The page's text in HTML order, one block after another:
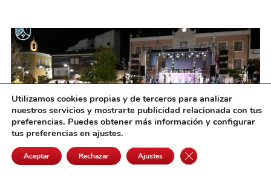
Utilizamos cookies propias y de terceros para analizar
nuestros servicios y mostrarte publicidad relacionada con tus
preferencias. Puedes obtener más información y configurar
tus preferencias en ajustes.
Aceptar Rechazar Ajustes Cerrar el banner de